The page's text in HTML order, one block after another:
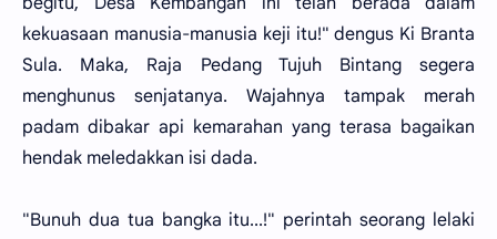
kekuasaan manusia-manusia keji itu!" dengus Ki Branta
Sula. Maka, Raja Pedang Tujuh Bintang segera
menghunus senjatanya. Wajahnya tampak merah
padam dibakar api kemarahan yang terasa bagaikan
hendak meledakkan isi dada.
"Bunuh dua tua bangka itu...!" perintah seorang lelaki